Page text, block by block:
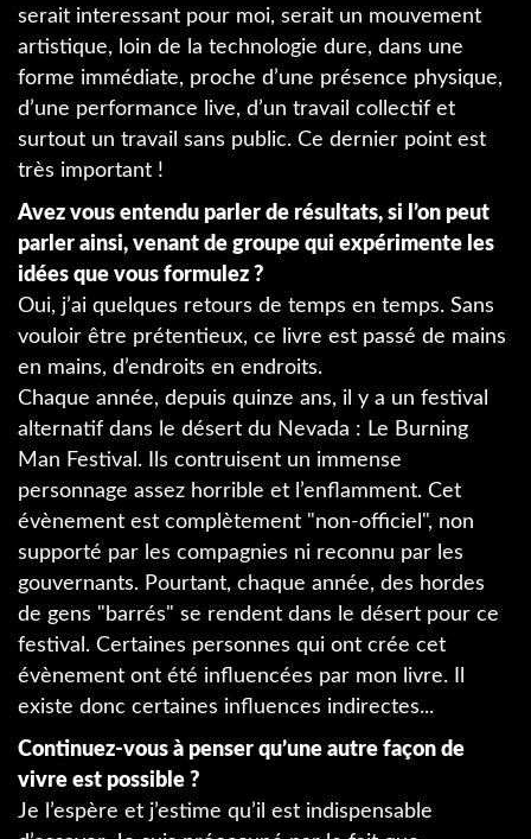
serait interessant pour moi, serait un mouvement
artistique, loin de la technologie dure, dans une
forme immédiate, proche d’une présence physique,
d’une performance live, d’un travail collectif et
surtout un travail sans public. Ce dernier point est
très important !
Avez vous entendu parler de résultats, si l’on peut
parler ainsi, venant de groupe qui expérimente les
idées que vous formulez ?
Oui, j’ai quelques retours de temps en temps. Sans
vouloir être prétentieux, ce livre est passé de mains
en mains, d’endroits en endroits.
Chaque année, depuis quinze ans, il y a un festival
alternatif dans le désert du Nevada : Le Burning
Man Festival. Ils contruisent un immense
personnage assez horrible et l’enflamment. Cet
évènement est complètement "non-officiel", non
supporté par les compagnies ni reconnu par les
gouvernants. Pourtant, chaque année, des hordes
de gens "barrés" se rendent dans le désert pour ce
festival. Certaines personnes qui ont crée cet
évènement ont été influencées par mon livre. Il
existe donc certaines influences indirectes...
Continuez-vous à penser qu’une autre façon de
vivre est possible ?
Je l’espère et j’estime qu’il est indispensable